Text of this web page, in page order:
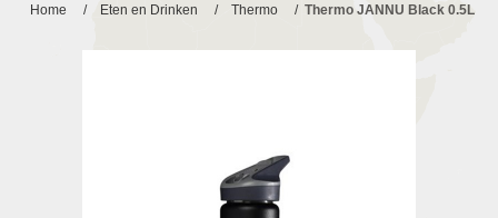
Home / Eten en Drinken / Thermo / Thermo JANNU Black 0.5L